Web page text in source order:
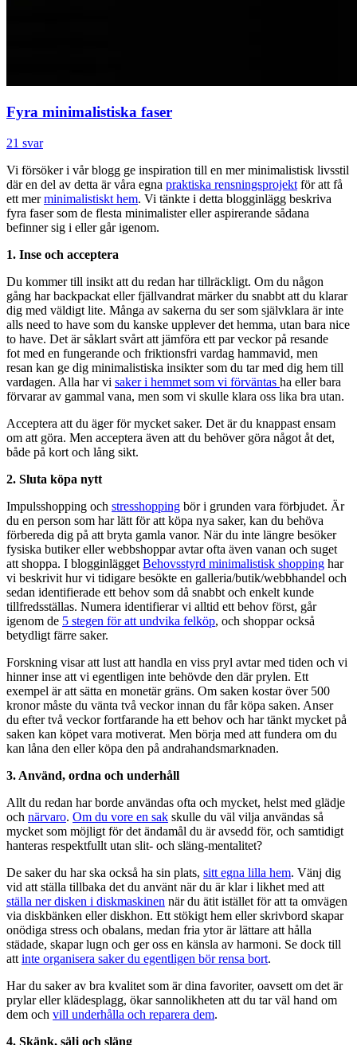
Fyra minimalistiska faser
21 svar
Vi försöker i vår blogg ge inspiration till en mer minimalistisk livsstil
där en del av detta är våra egna praktiska rensningsprojekt för att få
ett merminimalistiskt hem. Vi tänkte i detta blogginlägg beskriva
fyra faser som de flesta minimalister eller aspirerande sådana
befinner sig i eller går igenom.
1. Inse och acceptera
Du kommer till insikt att du redan har tillräckligt. Om du någon
gång har backpackat eller fjällvandrat märker du snabbt att du klarar
dig med väldigt lite. Många av sakerna du ser som självklara är inte
alls need to have som du kanske upplever det hemma, utan bara nice
to have. Det är såklart svårt att jämföra ett par veckor på resande
fot med en fungerande och friktionsfri vardag hammavid, men
resan kan ge dig minimalistiska insikter som du tar med dig hem till
vardagen. Alla har vi saker i hemmet som vi förväntas ha eller bara
förvarar av gammal vana, men som vi skulle klara oss lika bra utan.
Acceptera att du äger för mycket saker. Det är du knappast ensam
om att göra. Men acceptera även att du behöver göra något åt det,
både på kort och lång sikt.
2. Sluta köpa nytt
Impulsshopping och stresshopping bör i grunden vara förbjudet. Är
du en person som har lätt för att köpa nya saker, kan du behöva
förbereda dig på att bryta gamla vanor. När du inte längre besöker
fysiska butiker eller webbshoppar avtar ofta även vanan och suget
att shoppa. I blogginlägget Behovsstyrd minimalistisk shopping har
vi beskrivit hur vi tidigare besökte en galleria/butik/webbhandel och
sedan identifierade ett behov som då snabbt och enkelt kunde
tillfredsställas. Numera identifierar vi alltid ett behov först, går
igenom de 5 stegen för att undvika felköp, och shoppar också
betydligt färre saker.
Forskning visar att lust att handla en viss pryl avtar med tiden och vi
hinner inse att vi egentligen inte behövde den där prylen. Ett
exempel är att sätta en monetär gräns. Om saken kostar över 500
kronor måste du vänta två veckor innan du får köpa saken. Anser
du efter två veckor fortfarande ha ett behov och har tänkt mycket på
saken kan köpet vara motiverat. Men börja med att fundera om du
kan låna den eller köpa den på andrahandsmarknaden.
3. Använd, ordna och underhåll
Allt du redan har borde användas ofta och mycket, helst med glädje
och närvaro. Om du vore en sak skulle du väl vilja användas så
mycket som möjligt för det ändamål du är avsedd för, och samtidigt
hanteras respektfullt utan slit- och släng-mentalitet?
De saker du har ska också ha sin plats, sitt egna lilla hem. Vänj dig
vid att ställa tillbaka det du använt när du är klar i likhet med att
ställa ner disken i diskmaskinen när du ätit istället för att ta omvägen
via diskbänken eller diskhon. Ett stökigt hem eller skrivbord skapar
onödiga stress och obalans, medan fria ytor är lättare att hålla
städade, skapar lugn och ger oss en känsla av harmoni. Se dock till
att inte organisera saker du egentligen bör rensa bort.
Har du saker av bra kvalitet som är dina favoriter, oavsett om det är
prylar eller klädesplagg, ökar sannolikheten att du tar väl hand om
dem och vill underhålla och reparera dem.
4. Skänk, sälj och släng